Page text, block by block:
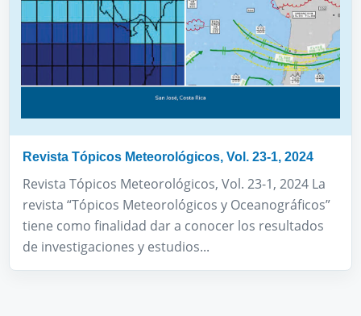
Revista Tópicos Meteorológicos, Vol. 23-1, 2024
Revista Tópicos Meteorológicos, Vol. 23-1, 2024 La
revista “Tópicos Meteorológicos y Oceanográficos”
tiene como finalidad dar a conocer los resultados
de investigaciones y estudios...